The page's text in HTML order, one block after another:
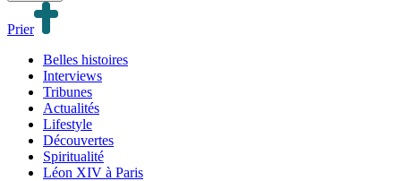
Prier
Belles histoires
Interviews
Tribunes
Actualités
Lifestyle
Découvertes
Spiritualité
Léon XIV à Paris